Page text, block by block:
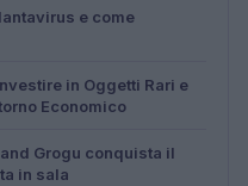
e come
in Oggetti Rari e
Economico
Grogu conquista il
in sala